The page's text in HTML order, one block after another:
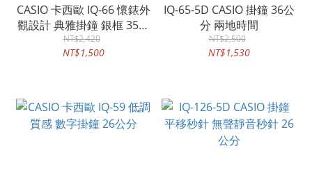
CASIO 卡西歐 IQ-66 懷錶外
觀設計 典雅掛鐘 銀框 35公
分
NT$2,420
NT$1,500
IQ-65-5D CASIO 掛鐘 36公
分 兩地時間
NT$2,500
NT$1,530